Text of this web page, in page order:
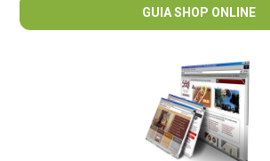
GUIA SHOP ONLINE